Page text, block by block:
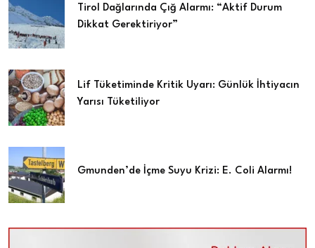
Tirol Dağlarında Çığ Alarmı: “Aktif Durum
Dikkat Gerektiriyor”
Lif Tüketiminde Kritik Uyarı: Günlük İhtiyacın
Yarısı Tüketiliyor
Gmunden’de İçme Suyu Krizi: E. Coli Alarmı!